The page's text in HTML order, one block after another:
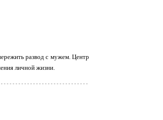
развод с мужем. Центр
личной жизни.